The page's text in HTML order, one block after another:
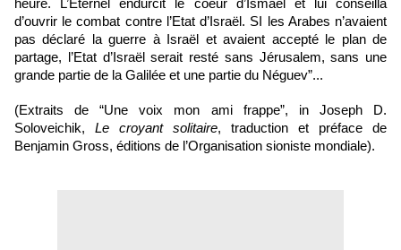
heure. L’Eternel endurcit le coeur d’Ismaël et lui conseilla
d’ouvrir le combat contre l’Etat d’Israël. SI les Arabes n’avaient
pas déclaré la guerre à Israël et avaient accepté le plan de
partage, l’Etat d’Israël serait resté sans Jérusalem, sans une
grande partie de la Galilée et une partie du Néguev”...
(Extraits de “Une voix mon ami frappe”, in Joseph D.
Soloveichik, Le croyant solitaire, traduction et préface de
Benjamin Gross, éditions de l’Organisation sioniste mondiale).